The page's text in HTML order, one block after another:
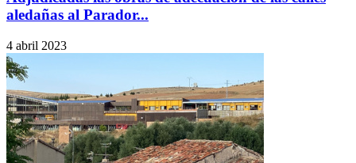
aledañas al Parador...
4 abril 2023